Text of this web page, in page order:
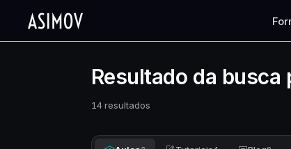
Resultado da busca
14 resultados